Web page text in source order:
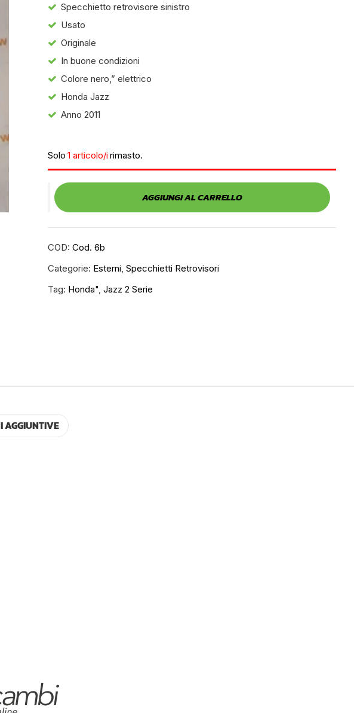
Specchietto retrovisore sinistro
Usato
Originale
In buone condizioni
Colore nero,” elettrico
Honda Jazz
Anno 2011
Solo 1 articolo/i rimasto.
AGGIUNGI AL CARRELLO
COD:Cod. 6b
Categorie: Esterni ,Specchietti Retrovisori
Tag: Honda" ,Jazz 2 Serie
AGGIUNTIVE